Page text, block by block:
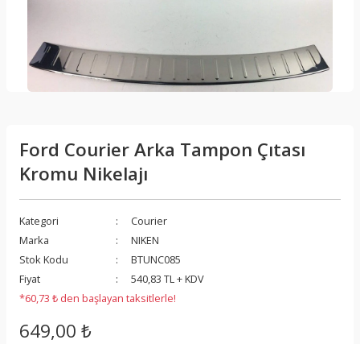
Ford Courier Arka Tampon Çıtası
Kromu Nikelajı
Kategori
Courier
Marka
NIKEN
Stok Kodu
BTUNC085
Fiyat
540,83 TL + KDV
*60,73 ₺ den başlayan taksitlerle!
649,00 ₺